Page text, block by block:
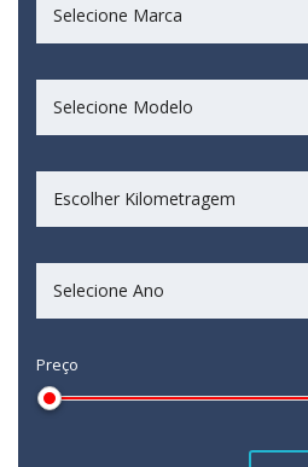
Selecione Marca
Selecione Modelo
Escolher Kilometragem
Selecione Ano
Preço